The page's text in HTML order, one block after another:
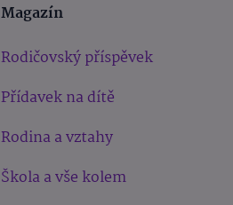
Magazín
Rodičovský příspěvek
Přídavek na dítě
Rodina a vztahy
Škola a vše kolem